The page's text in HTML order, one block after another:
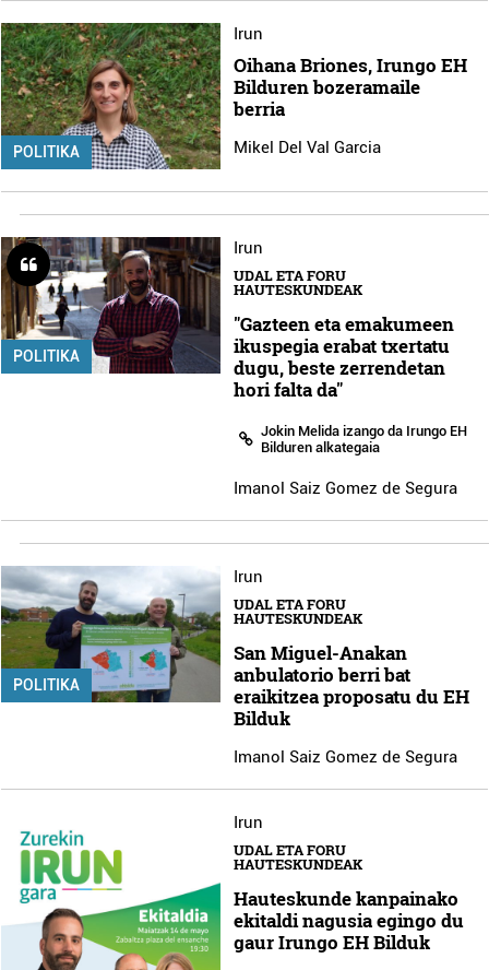
POLITIKA
Irun
Oihana Briones, Irungo EH
Bilduren bozeramaile
berria
Mikel Del Val Garcia
POLITIKA
Irun
UDAL ETA FORU
HAUTESKUNDEAK
"Gazteen eta emakumeen
ikuspegia erabat txertatu
dugu, beste zerrendetan
hori falta da"
Jokin Melida izango da Irungo EH
Bilduren alkategaia
Imanol Saiz Gomez de Segura
POLITIKA
Irun
UDAL ETA FORU
HAUTESKUNDEAK
San Miguel-Anakan
anbulatorio berri bat
eraikitzea proposatu du EH
Bilduk
Imanol Saiz Gomez de Segura
Irun
UDAL ETA FORU
HAUTESKUNDEAK
Hauteskunde kanpainako
ekitaldi nagusia egingo du
gaur Irungo EH Bilduk